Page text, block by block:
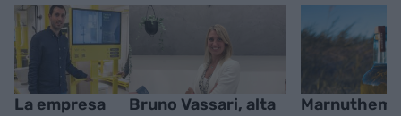
La empresa
Bruno Vassari, alta
Marnuthem,